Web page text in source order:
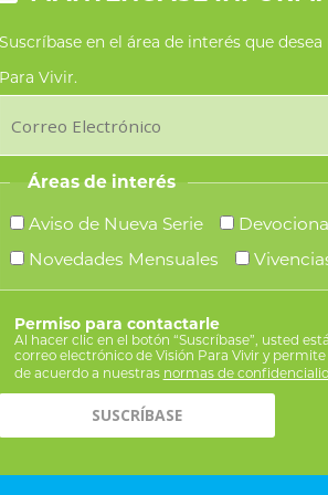
Suscríbase en el área de interés que
Para Vivir.
Áreas de interés
Aviso de Nueva Serie
Novedades Mensuales
Permiso para contactarle
Al hacer clic en el botón “Suscríbase”, usted
correo electrónico de Visión Para Vivir y
de acuerdo a nuestras normas de